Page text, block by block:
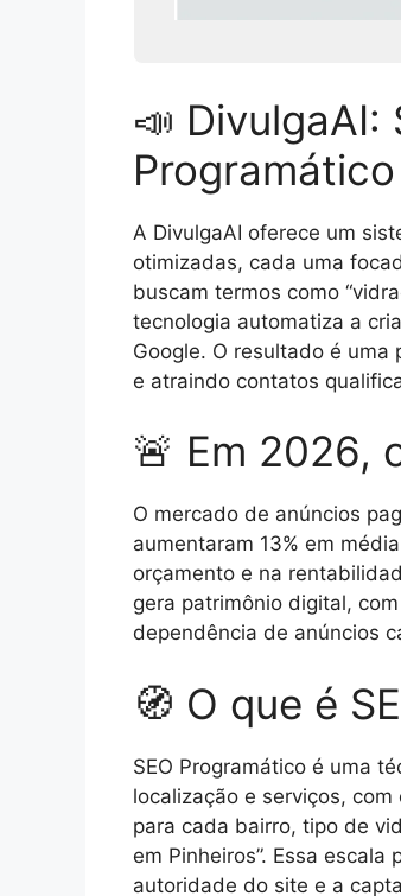
📣 DivulgaAI:
A DivulgaAI oferece um
otimizadas, cada uma
buscam termos como
tecnologia automatiza a
Google. O resultado é
e atraindo contatos
🚨 Em 2026,
O mercado de anúncios
aumentaram 13% em
orçamento e na
gera patrimônio digital,
dependência de anúncios
🧭 O que é
SEO Programático é uma
localização e serviços,
para cada bairro, tipo de
em Pinheiros”. Essa
autoridade do site e a